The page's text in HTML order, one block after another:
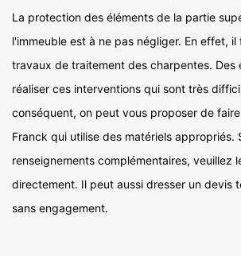
La protection des éléments de la partie
l'immeuble est à ne pas négliger. En effet,
travaux de traitement des charpentes. Des
réaliser ces interventions qui sont très
conséquent, on peut vous proposer de
Franck qui utilise des matériels appropriés.
renseignements complémentaires, veuillez
directement. Il peut aussi dresser un devis
sans engagement.